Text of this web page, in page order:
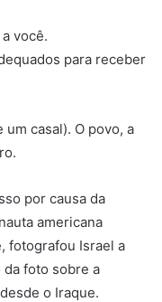
você.
para receber
um casal). O povo, a
por causa da
americana
fotografou Israel a
foto sobre a
o Iraque.